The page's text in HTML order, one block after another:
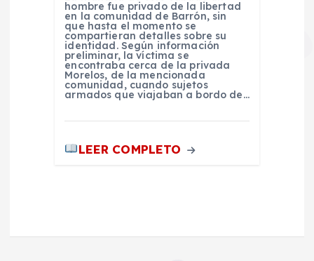
hombre fue privado de la libertad
en la comunidad de Barrón, sin
que hasta el momento se
compartieran detalles sobre su
identidad. Según información
preliminar, la víctima se
encontraba cerca de la privada
Morelos, de la mencionada
comunidad, cuando sujetos
armados que viajaban a bordo de…
LEER COMPLETO